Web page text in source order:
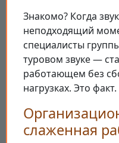
Знакомо? Когда
неподходящий
специалисты
туровом звуке —
работающем без
нагрузках. Это факт.
слаженная